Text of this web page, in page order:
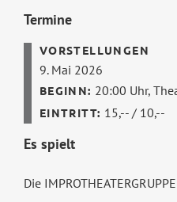
Termine
9. Mai 2026
20:00 Uhr,
15,-- / 10,--
Es spielt
Die